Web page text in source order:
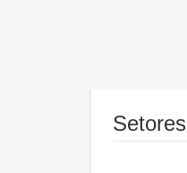
Setores